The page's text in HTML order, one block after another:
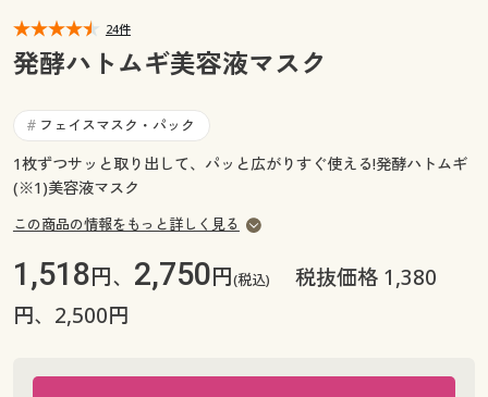
マイページ
お気に入り
サポート
ご利用ガイド
よくある質問とお問い合わせ
閲覧履歴
サポート
ご利用ガイド
24件
発酵ハトムギ美容液マスク
# フェイスマスク・パック
1枚ずつサッと取り出して、パッと広がりすぐ使える!発酵ハトムギ
(※1)美容液マスク
この商品の情報をもっと詳しく見る
1,518円、 2,750円(税込)
税抜価格 1,380
円、2,500円